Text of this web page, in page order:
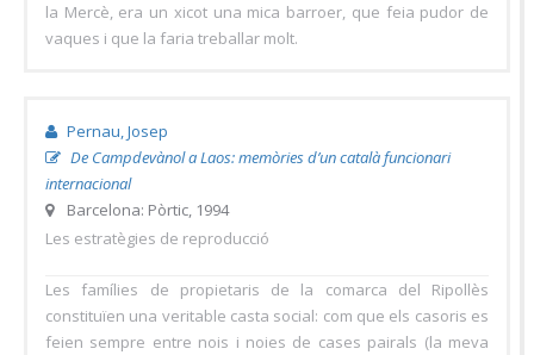
la Mercè, era un xicot una mica barroer, que feia pudor de
vaques i que la faria treballar molt.
Pernau, Josep
De Campdevànol a Laos: memòries d’un català funcionari
internacional
Barcelona: Pòrtic, 1994
Les estratègies de reproducció
Les famílies de propietaris de la comarca del Ripollès
constituïen una veritable casta social: com que els casoris es
feien sempre entre nois i noies de cases pairals (la meva